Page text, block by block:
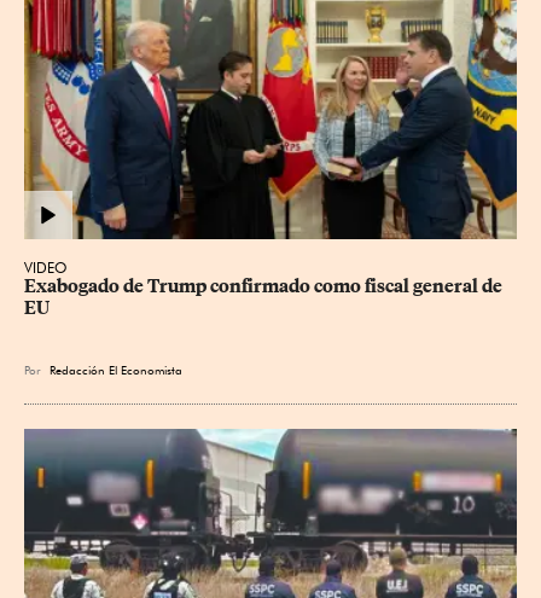
VIDEO
Exabogado de Trump confirmado como fiscal general de
EU
Por Redacción El Economista